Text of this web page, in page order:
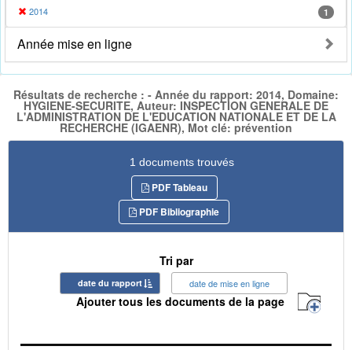
2014 1
Année mise en ligne
Résultats de recherche : - Année du rapport: 2014, Domaine:
HYGIENE-SECURITE, Auteur: INSPECTION GENERALE DE
L'ADMINISTRATION DE L'EDUCATION NATIONALE ET DE LA
RECHERCHE (IGAENR), Mot clé: prévention
1 documents trouvés
PDF Tableau
PDF Bibliographie
Tri par
date du rapport date de mise en ligne
Ajouter tous les documents de la page